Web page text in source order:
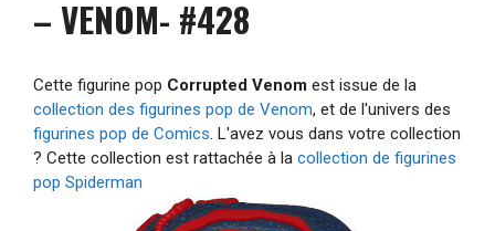
– VENOM- #428
Cette figurine pop Corrupted Venom est issue de la
collection des figurines pop de Venom, et de l'univers des
figurines pop de Comics. L'avez vous dans votre collection
? Cette collection est rattachée à la collection de figurines
pop Spiderman